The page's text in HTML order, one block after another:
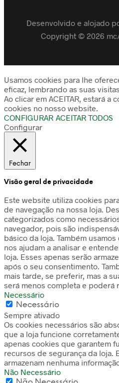
Desenvolvido e alojado
Copyright © 2026
Usamos cookies para lhe
eficaz, lembrando as suas
Ao clicar em ACEITAR, estará a
cookies no nosso website.
CONFIGURAR ACEITAR TODOS
Configurar
Fechar
Visão geral de privacidade
Este website utiliza cookies
de navegação na nossa loja.
categorizados como
navegador, pois são
básico da loja. Também
nos ajudam a analisar e
loja. Esses apenas serão
após o seu consentimento.
mais tarde, se preferir, mas a
será menos completa e poderá
Necessário
Necessário
Sempre ativado
Os cookies necessários são
que a loja funcione
apenas cookies que garantem
recursos de segurança da loja.
armazenam nenhuma
Não Necessário